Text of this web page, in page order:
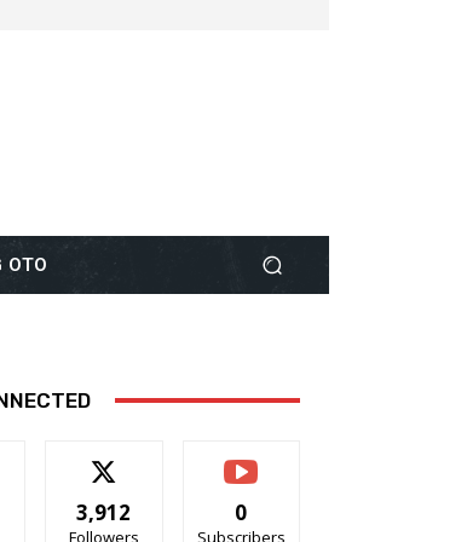
OTO
3,912
Followers
0
Subscribers